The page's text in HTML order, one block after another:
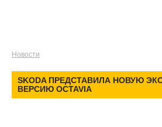
Новости
SKODA ПРЕДСТАВИЛА НОВУЮ
ВЕРСИЮ OCTAVIA